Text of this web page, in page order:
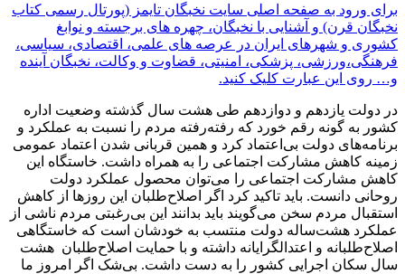
برای ورود به صفحه اصلی سایت نخبگان تایمز (پورتال رسمی کتاب
نخبگان قرن) و آشنایی با نخبگان، چهره های برجسته و نوابغ
کشوری و شهرهای ایران در عرصه های علمی، اقتصادی، سیاسی،
فرهنگی،ورزشی، پزشکی، امنیتی، قضاوت و وکالت، نخبگان آینده
و… روی این عبارت کلیک کنید.
در دولت یازدهم و دوازدهم طی هشت سال گذشته وضعیت اداره
کشور به گونه رقم خورد که رفته‌رفته مردم را نسبت به عملکرد و
برنامه‌های دولت بی‌اعتماد کرد و همین قربانی شدن اعتماد عمومی
زمینه کاهش مشارکت اجتماعی را به همراه داشت. خاستگاه این
کاهش مشارکت اجتماعی را می‌توان محصول عملکرد دولت
روحانی دانست. باید تاکید کرد اگر اصلاح‌طلبان این روزها از کاهش
استقبال مردم سخن می‌گویند باید بدانند این بی‌رغبتی مردم ناشی از
عملکرد هشت‌ساله دولت منتسب به خودشان است که خاستگاهی
اصلاح‌طلبانه و اعتدالگرایانه داشته و با حمایت اصلاح‌طلبان هشت
سال سکان اجرایی کشور را به دست داشت. بی‌شک اگر امروز ما